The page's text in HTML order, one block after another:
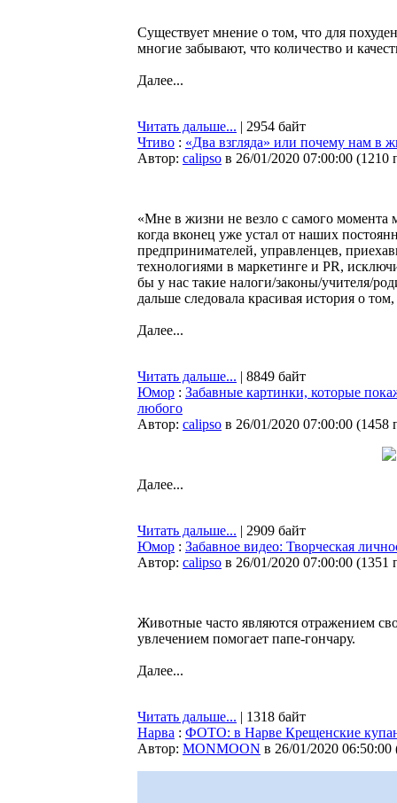
Существует мнение о том, что для
многие забывают, что количество и
Далее...
Читать дальше... | 2954 байт
Чтиво : «Два взгляда» или почему нам в
Автор: calipso в 26/01/2020 07:00:00 (1210
«Мне в жизни не везло с самого
когда вконец уже устал от наших
предпринимателей, управленцев,
технологиями в маркетинге и PR,
бы у нас такие налоги/законы/
дальше следовала красивая история о
Далее...
Читать дальше... | 8849 байт
Юмор : Забавные картинки, которые
любого
Автор: calipso в 26/01/2020 07:00:00 (1458
Далее...
Читать дальше... | 2909 байт
Юмор : Забавное видео: Творческая
Автор: calipso в 26/01/2020 07:00:00 (1351
Животные часто являются отражением
увлечением помогает папе-гончару.
Далее...
Читать дальше... | 1318 байт
Нарва : ФОТО: в Нарве Крещенские
Автор: MONMOON в 26/01/2020 06:50:00